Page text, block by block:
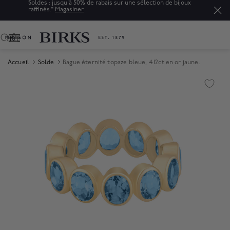
Soldes : jusqu'à 50% de rabais sur une sélection de bijoux
raffinés.* Magasiner
0
Accueil Solde Bague éternité topaze bleue, 4.12ct en or jaune.